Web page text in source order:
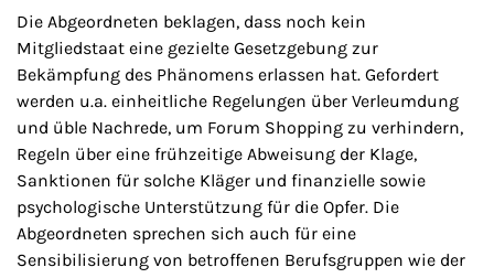
Die Abgeordneten beklagen, dass noch kein
Mitgliedstaat eine gezielte Gesetzgebung zur
Bekämpfung des Phänomens erlassen hat. Gefordert
werden u.a. einheitliche Regelungen über Verleumdung
und üble Nachrede, um Forum Shopping zu verhindern,
Regeln über eine frühzeitige Abweisung der Klage,
Sanktionen für solche Kläger und finanzielle sowie
psychologische Unterstützung für die Opfer. Die
Abgeordneten sprechen sich auch für eine
Sensibilisierung von betroffenen Berufsgruppen wie der